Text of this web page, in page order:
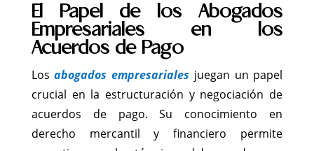
El Papel de los Abogados
Empresariales en los
Acuerdos de Pago
Los abogados empresariales juegan un papel
crucial en la estructuración y negociación de
acuerdos de pago. Su conocimiento en
derecho mercantil y financiero permite